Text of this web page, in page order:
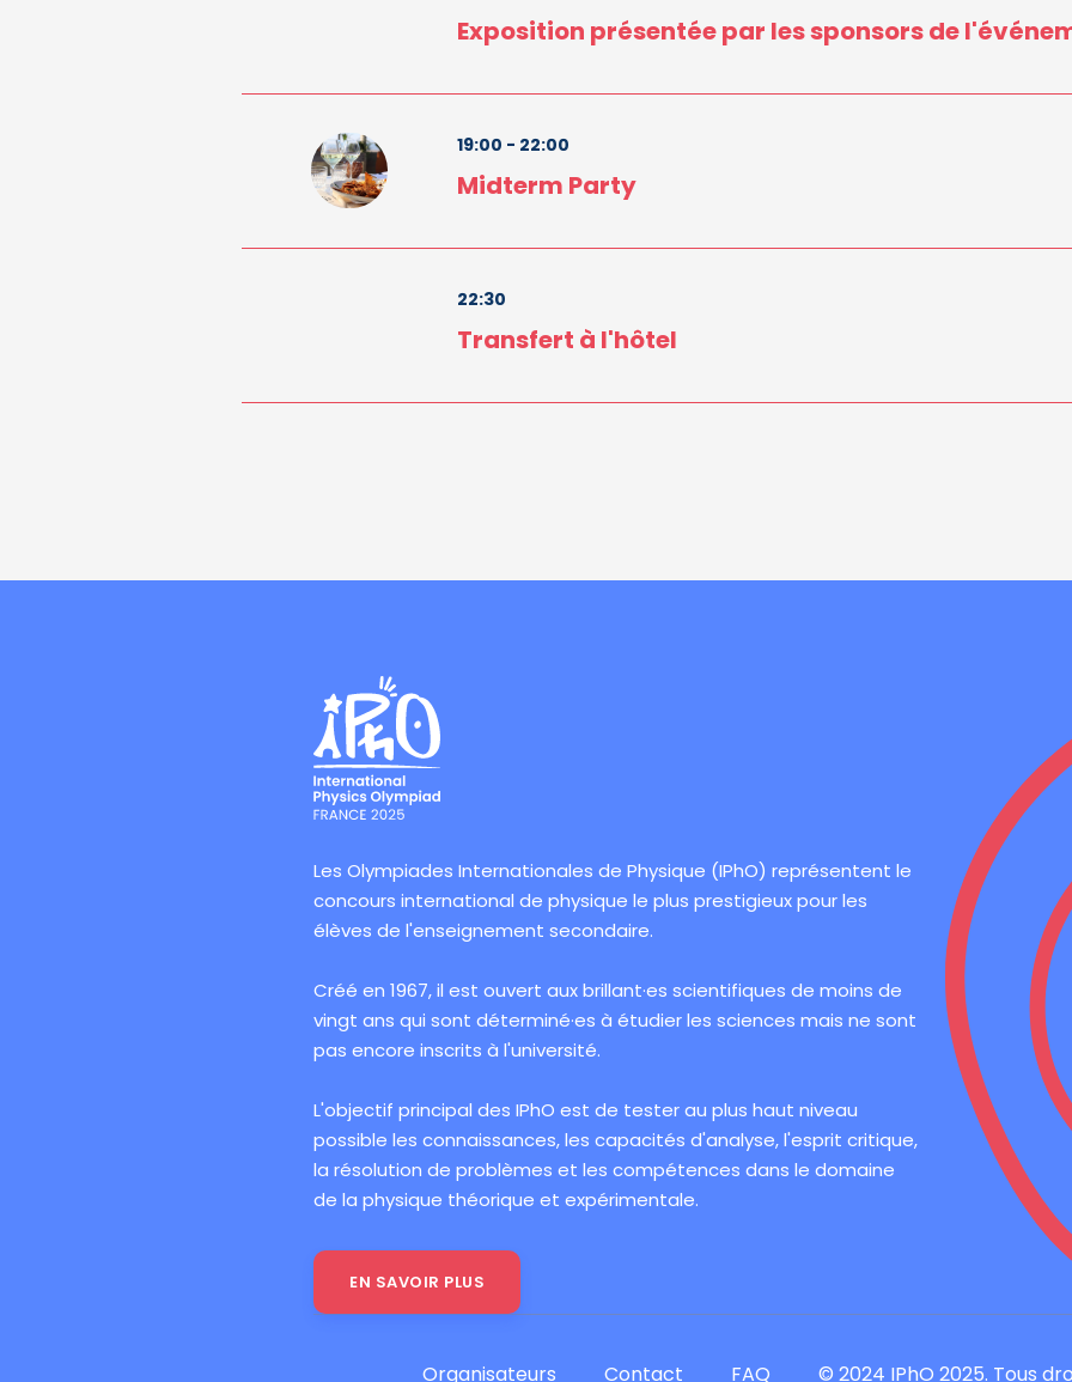
Exposition présentée par les sponsors de
19:00 - 22:00
Midterm Party
22:30
Transfert à l'hôtel
Les Olympiades Internationales de Physique (IPhO) représentent le
concours international de physique le plus prestigieux pour les
élèves de l'enseignement secondaire.
Créé en 1967, il est ouvert aux brillant·es scientifiques de moins de
vingt ans qui sont déterminé·es à étudier les sciences mais ne sont
pas encore inscrits à l'université.
L'objectif principal des IPhO est de tester au plus haut niveau
possible les connaissances, les capacités d'analyse, l'esprit critique,
la résolution de problèmes et les compétences dans le domaine
de la physique théorique et expérimentale.
EN SAVOIR PLUS
Organisateurs Contact FAQ © 2024 IPhO 2025. Tous